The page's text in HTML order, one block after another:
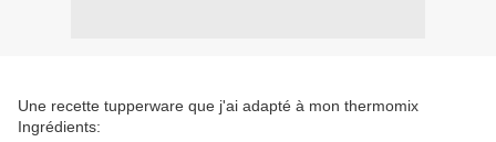
Une recette tupperware que j'ai adapté à mon thermomix
Ingrédients: